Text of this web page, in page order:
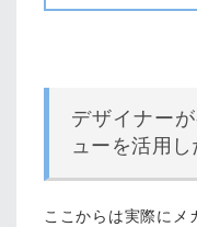
デザイナー
ューを活用し
ここからは実際にメ